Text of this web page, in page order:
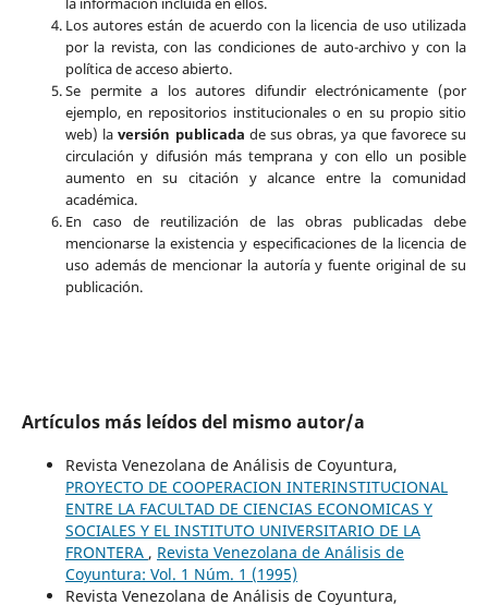
Los autores están de acuerdo con la licencia de uso utilizada
por la revista, con las condiciones de auto-archivo y con la
política de acceso abierto.
Se permite a los autores difundir electrónicamente (por
ejemplo, en repositorios institucionales o en su propio sitio
web) laversión publicada de sus obras, ya que favorece su
circulación y difusión más temprana y con ello un posible
aumento en su citación y alcance entre la comunidad
académica.
En caso de reutilización de las obras publicadas debe
mencionarse la existencia y especificaciones de la licencia de
uso además de mencionar la autoría y fuente original de su
publicación.
Artículos más leídos del mismo autor/a
Revista Venezolana de Análisis de Coyuntura,
PROYECTO DE COOPERACION INTERINSTITUCIONAL
ENTRE LA FACULTAD DE CIENCIAS ECONOMICAS Y
SOCIALES Y EL INSTITUTO UNIVERSITARIO DE LA
FRONTERA , Revista Venezolana de Análisis de
Coyuntura: Vol. 1 Núm. 1 (1995)
Revista Venezolana de Análisis de Coyuntura,